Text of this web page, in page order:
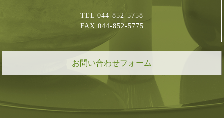
TEL 044-852-5758
FAX 044-852-5775
お問い合わせフォーム